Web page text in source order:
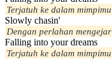
Terjatuh ke dalam mimpimu
Slowly chasin'
Dengan perlahan mengejar
Falling into your dreams
Terjatuh ke dalam mimpimu